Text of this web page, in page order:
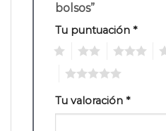
bolsos”
Tu puntuación *
Tu valoración *